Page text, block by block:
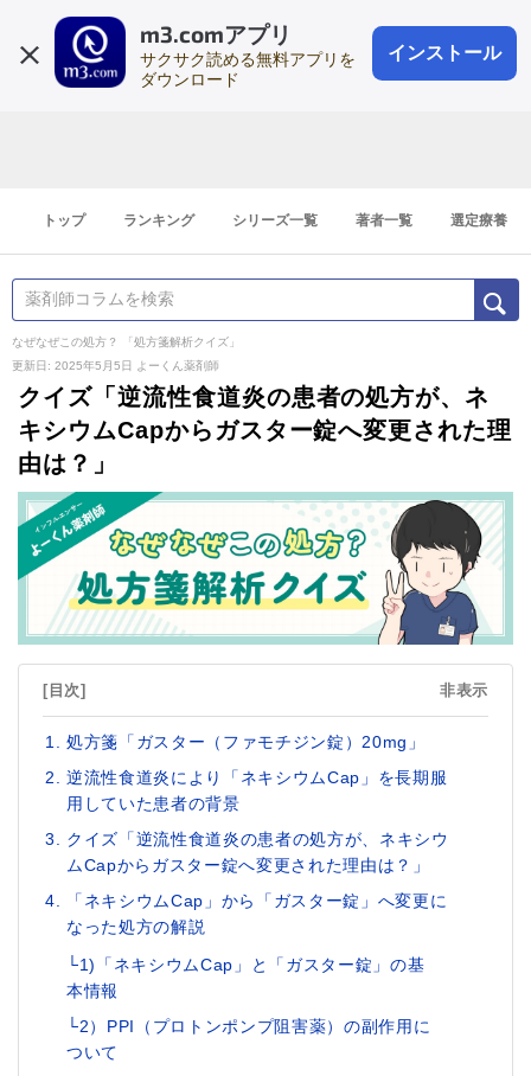
m3.comアプリ
サクサク読める無料アプリを
ダウンロード
インストール
会員登録
登録1分
トップ ランキング シリーズ一覧 著者一覧 選定療養
なぜなぜこの処方？ 「処方箋解析クイズ」
更新日: 2025年5月5日
よーくん薬剤師
クイズ「逆流性食道炎の患者の処方が、ネ
キシウムCapからガスター錠へ変更された理
由は？」
[目次] 非表示
処方箋「ガスター（ファモチジン錠）20mg」
逆流性食道炎により「ネキシウムCap」を長期服
用していた患者の背景
クイズ「逆流性食道炎の患者の処方が、ネキシウ
ムCapからガスター錠へ変更された理由は？」
「ネキシウムCap」から「ガスター錠」へ変更に
なった処方の解説
└1)「ネキシウムCap」と「ガスター錠」の基
本情報
└2）PPI（プロトンポンプ阻害薬）の副作用に
ついて